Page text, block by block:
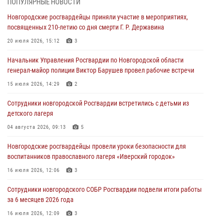
детского лагеря
04 августа 2026, 09:13 5
Новгородские росгвардейцы за неделю осуществили 203 выезда на
04 августа 2026, 09:12 1
Радиоэфир программы "Новости дня" на радио "Радио53" от 30
центре подготовки личного состава Росгвардии.
30 июля 2026, 16:00
разрешительной работы Росгвардии провели телефонную «горячую
линию»
30 июля 2026, 14:36 1
Новгородские росгвардейцы рассказали о службе детям из летнего
лагеря «Волынь»
30 июля 2026, 08:40 5
ПОПУЛЯРНЫЕ НОВОСТИ
Новгородские росгвардейцы приняли участие в мероприятиях,
посвященных 210-летию со дня смерти Г. Р. Державина
20 июля 2026, 15:12 3
Начальник Управления Росгвардии по Новгородской области
генерал-майор полиции Виктор Барушев провел рабочие встречи
15 июля 2026, 14:29 2
Сотрудники новгородской Росгвардии встретились с детьми из
детского лагеря
04 августа 2026, 09:13 5
Новгородские росгвардейцы провели уроки безопасности для
воспитанников православного лагеря «Иверский городок»
16 июля 2026, 12:06 3
Сотрудники новгородского СОБР Росгвардии подвели итоги работы
за 6 месяцев 2026 года
16 июля 2026, 12:09 3